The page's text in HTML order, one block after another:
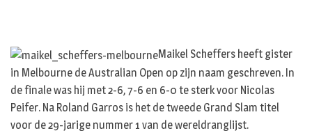
Maikel Scheffers heeft gister
in Melbourne de Australian Open op zijn naam geschreven. In
de finale was hij met 2-6, 7-6 en 6-0 te sterk voor Nicolas
Peifer. Na Roland Garros is het de tweede Grand Slam titel
voor de 29-jarige nummer 1 van de wereldranglijst.